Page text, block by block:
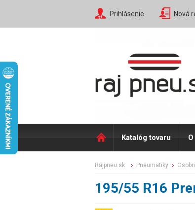
Prihlásenie Nová
Katalóg tovaru
rájpneu.sk pneumatiky
195/55 R16